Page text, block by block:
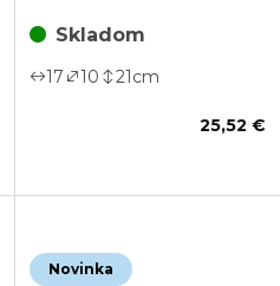
Skladom
17 10 21cm
25,52 €
Novinka